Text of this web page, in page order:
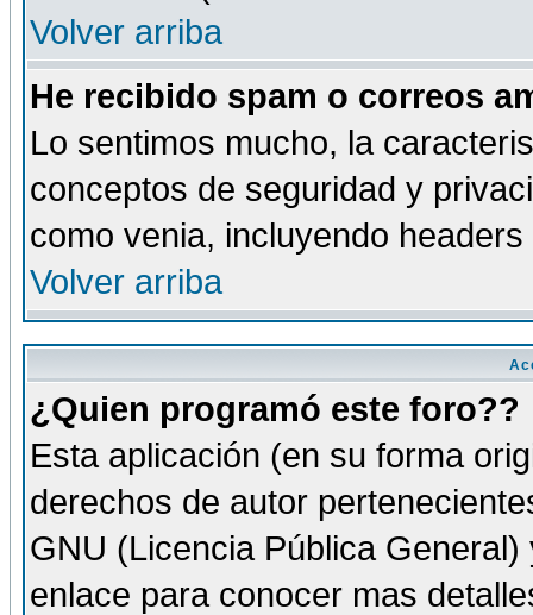
Volver arriba
He recibido spam o correos
Lo sentimos mucho, la
conceptos de seguridad y
como venia, incluyendo
Volver arriba
¿Quien programó este foro??
Esta aplicación (en su forma
derechos de autor
GNU (Licencia Pública
enlace para conocer mas